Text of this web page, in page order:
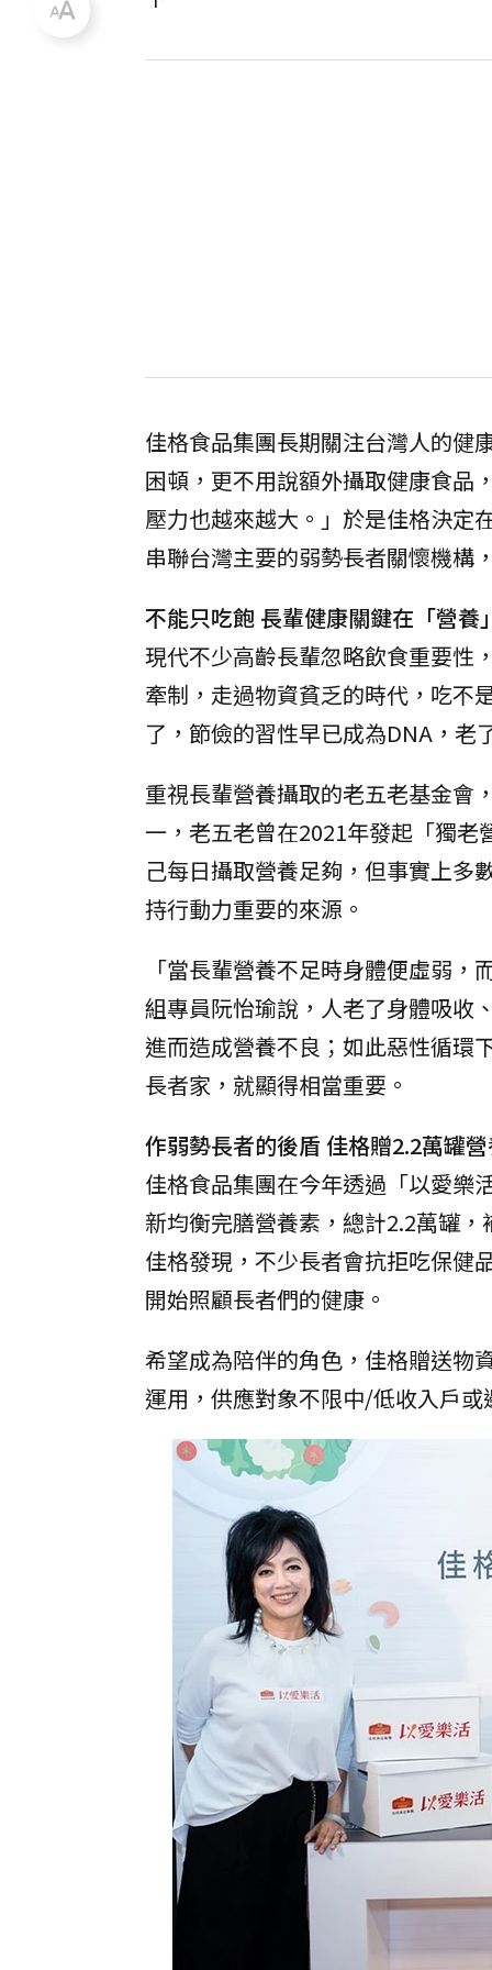
佳格食品集團長期關注台灣人的健
困頓，更不用說額外攝取健康食品
壓力也越來越大。」於是佳格決定
串聯台灣主要的弱勢長者關懷機構
不能只吃飽 長輩健康關鍵在「營養
現代不少高齡長輩忽略飲食重要性
牽制，走過物資貧乏的時代，吃不
了，節儉的習性早已成為DNA，老
重視長輩營養攝取的老五老基金會
一，老五老曾在2021年發起「獨
己每日攝取營養足夠，但事實上多
持行動力重要的來源。
「當長輩營養不足時身體便虛弱
組專員阮怡瑜說，人老了身體吸收
進而造成營養不良；如此惡性循環
長者家，就顯得相當重要。
作弱勢長者的後盾 佳格贈2.2萬罐
佳格食品集團在今年透過「以愛樂
新均衡完膳營養素，總計2.2萬罐
佳格發現，不少長者會抗拒吃保健
開始照顧長者們的健康。
希望成為陪伴的角色，佳格贈送物
運用，供應對象不限中/低收入戶